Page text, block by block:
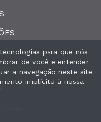
para que nós
de você e entender
a navegação neste site
implícito à nossa